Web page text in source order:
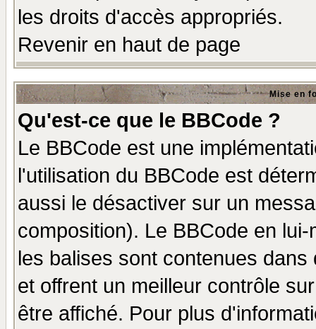
les droits d'accès appropriés.
Revenir en haut de page
Mise en
Qu'est-ce que le BBCode ?
Le BBCode est une
l'utilisation du BBCode est
aussi le désactiver sur un
composition). Le BBCode en
les balises sont contenues
et offrent un meilleur contrôle
être affiché. Pour plus